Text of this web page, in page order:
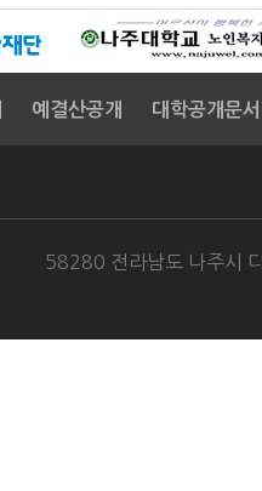
예결산공개 대학공개문서
58280 전라남도 나주시